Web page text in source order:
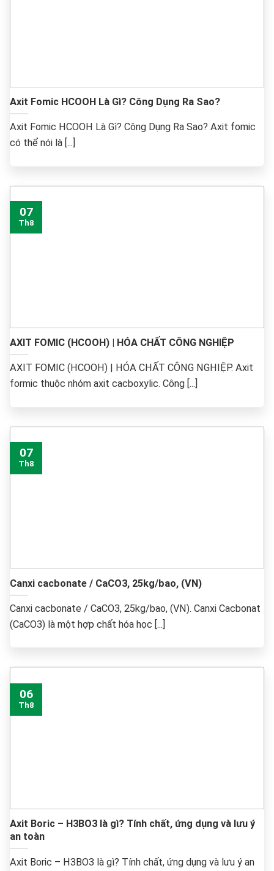
Axit Fomic HCOOH Là Gì? Công Dụng Ra Sao?
Axit Fomic HCOOH Là Gì? Công Dụng Ra Sao? Axit fomic
có thể nói là [...]
AXIT FOMIC (HCOOH) | HÓA CHẤT CÔNG NGHIỆP
AXIT FOMIC (HCOOH) | HÓA CHẤT CÔNG NGHIỆP. Axit
formic thuộc nhóm axit cacboxylic. Công [...]
07
Th8
Canxi cacbonate / CaCO3, 25kg/bao, (VN)
Canxi cacbonate / CaCO3, 25kg/bao, (VN). Canxi Cacbonat
(CaCO3​) là một hợp chất hóa học [...]
07
Th8
Axit Boric – H3BO3 là gì? Tính chất, ứng dụng và lưu ý
an toàn
Axit Boric – H3BO3 là gì? Tính chất, ứng dụng và lưu ý an
06
Th8